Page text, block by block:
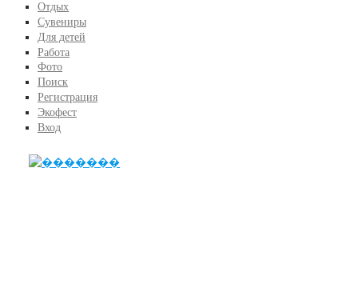
Отдых
Сувениры
Для детей
Работа
Фото
Поиск
Регистрация
Экофест
Вход